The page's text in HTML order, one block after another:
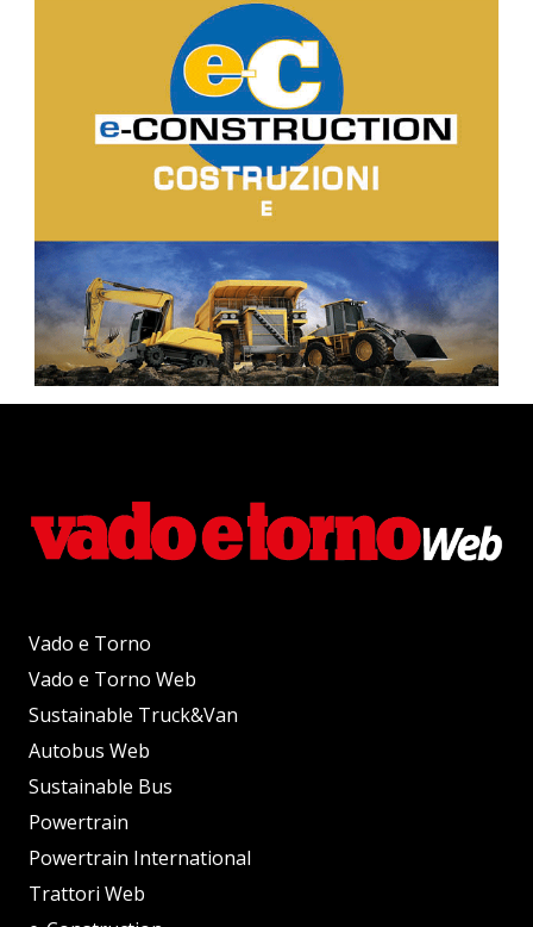
Vado e Torno
Vado e Torno Web
Sustainable Truck&Van
Autobus Web
Sustainable Bus
Powertrain
Powertrain International
Trattori Web